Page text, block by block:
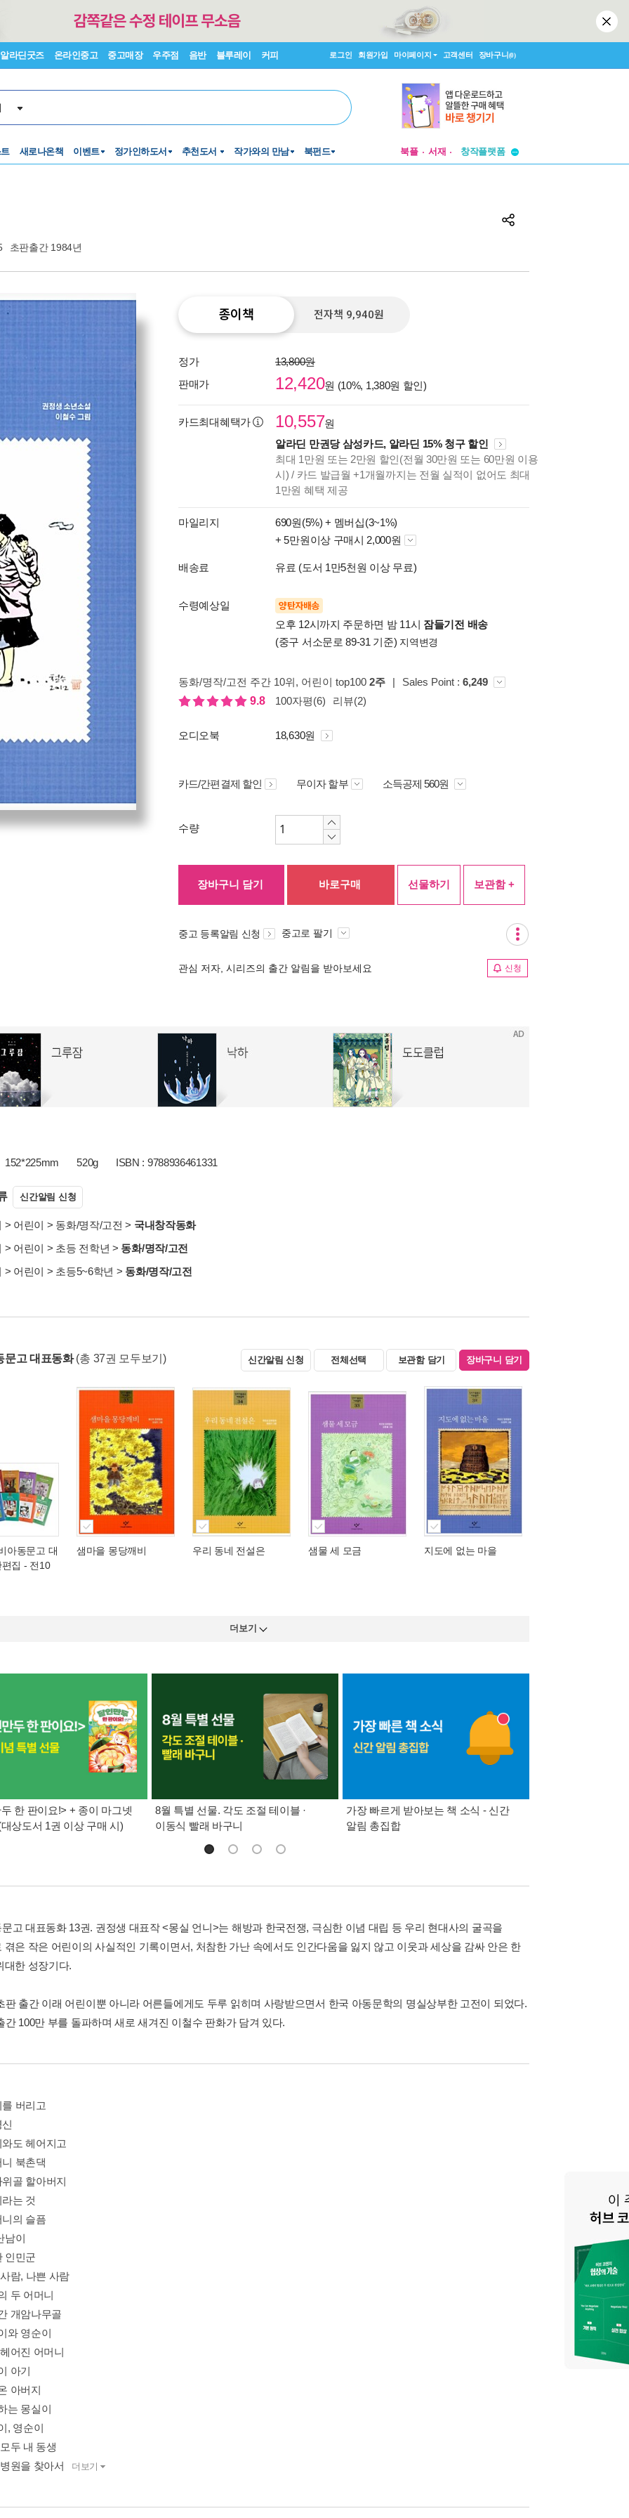
알라딘굿즈 온라인중고 중고매장 우주점 음반 블루레이 커피 로그인 회원가입 마이페이지 고객센터 장바구니(0)
새로나온책 이벤트 정가인하도서 추천도서 작가와의 만남 북펀드 북플 서재
창작플랫폼
투비컨티뉴드
초판출간 1984년
종이책 전자책 9,940원
정가
13,800원
판매가
12,420원 (10%, 1,380원 할인)
카드최대혜택가 10,557원
알라딘 만권당 삼성카드, 알라딘 15% 청구 할인
최대 1만원 또는 2만원 할인(전월 30만원 또는 60만원 이용
시) / 카드 발급월 +1개월까지는 전월 실적이 없어도 최대
1만원 혜택 제공
마일리지 690원(5%) + 멤버십(3~1%)
+ 5만원이상 구매시 2,000원
배송료 유료 (도서 1만5천원 이상 무료)
수령예상일 양탄자배송
오후 12시까지 주문하면 밤 11시 잠들기전 배송
(중구 서소문로 89-31 기준) 지역변경
동화/명작/고전 주간 10위, 어린이 top100 2주 | Sales Point : 6,249
9.8
100자평(6) 리뷰(2)
오디오북 18,630원
카드/간편결제 할인 무이자 할부 소득공제 560원
수량
장바구니 담기 바로구매 선물하기 보관함 +
중고 등록알림 신청 중고로 팔기
관심 저자, 시리즈의 출간 알림을 받아보세요 신청
152*225mm 520g ISBN : 9788936461331
신간알림 신청
> 어린이 > 동화/명작/고전 > 국내창작동화
> 어린이 > 초등 전학년 > 동화/명작/고전
> 어린이 > 초등5~6학년 > 동화/명작/고전
문고 대표동화 (총 37권 모두보기) 신간알림 신청 전체선택 보관함 담기 장바구니 담기
아동문고 대
집 - 전10
샘마을 몽당깨비 우리 동네 전설은 샘물 세 모금 지도에 없는 마을
더보기
한 판이요!> + 종이 마그넷
상도서 1권 이상 구매 시)
8월 특별 선물. 각도 조절 테이블 ·
이동식 빨래 바구니
가장 빠르게 받아보는 책 소식 - 신간
알림 총집합
고 대표동화 13권. 권정생 대표작 <몽실 언니>는 해방과 한국전쟁, 극심한 이념 대립 등 우리 현대사의 굴곡을
겪은 작은 어린이의 사실적인 기록이면서, 처참한 가난 속에서도 인간다움을 잃지 않고 이웃과 세상을 감싸 안은 한
대한 성장기다.
판 출간 이래 어린이뿐 아니라 어른들에게도 두루 읽히며 사랑받으면서 한국 아동문학의 명실상부한 고전이 되었다.
간 100만 부를 돌파하며 새로 새겨진 이철수 판화가 담겨 있다.
버리고
도 헤어지고
북촌댁
골 할아버지
는 것
의 슬픔
남이
인민군
람, 나쁜 사람
두 어머니
개암나무골
와 영순이
어진 어머니
아기
아버지
는 몽실이
, 영순이
두 내 동생
원을 찾아서
더보기